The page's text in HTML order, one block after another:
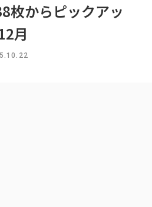
枚からピックアッ
月